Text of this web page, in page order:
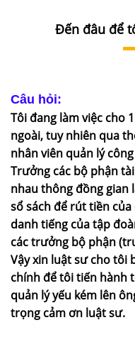
BẢN
THỦ
TỤC
LIÊN
HỆ
Đến đâu để
Câu hỏi:
Tôi đang làm việc cho
ngoài, tuy nhiên qua
nhân viên quản lý
Trưởng các bộ phận
nhau thông đồng gian
sổ sách để rút tiền
danh tiếng của tập
các trưởng bộ phận
Vậy xin luật sư cho tôi
chính để tôi tiến hành
quản lý yếu kém lên
trọng cảm ơn luật sư.